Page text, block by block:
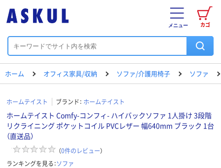
カゴ
メニュー
ホーム オフィス家具/収納 ソファ/介護用椅子 ソファ
ホームテイスト ブランド： ホームテイスト
ホームテイスト Comfy-コンフィ- ハイバックソファ 1人掛け 3段階
リクライニング ポケットコイル PVCレザー 幅640mm ブラック 1台
（直送品）
（0件のレビュー）
ランキングを見る：ソファ